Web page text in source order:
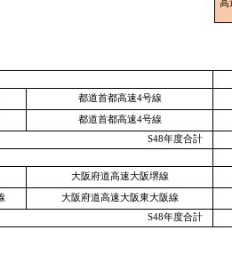
高
都道首都高速4号線
都道首都高速4号線
S48年度合計
大阪府道高速大阪堺線
大阪府道高速大阪東大阪線
S48年度合計